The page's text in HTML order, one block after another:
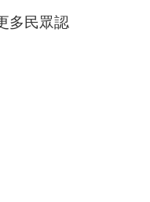
多民眾認